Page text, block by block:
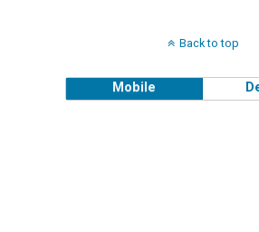
Back to top
Mobile